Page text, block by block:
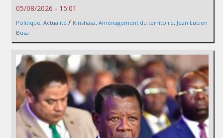
05/08/2026 - 15:01
Politique, Actualité / Kinshasa, Aménagement du territoire, Jean Lucien
Busa